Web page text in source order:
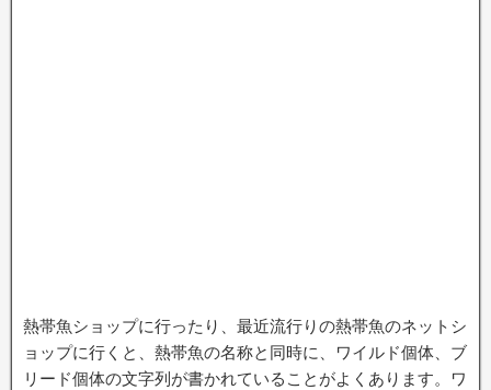
熱帯魚ショップに行ったり、最近流行りの熱帯魚のネットシ
ョップに行くと、熱帯魚の名称と同時に、ワイルド個体、ブ
リード個体の文字列が書かれていることがよくあります。ワ